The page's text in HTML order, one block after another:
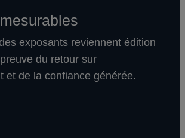
exposants reviennent édition
du retour sur
et de la confiance générée.